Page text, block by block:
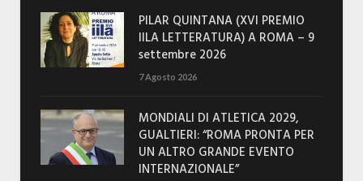
PILAR QUINTANA (XVI PREMIO
IILA LETTERATURA) A ROMA – 9
settembre 2026
7 Agosto 2026
MONDIALI DI ATLETICA 2029,
GUALTIERI: “ROMA PRONTA PER
UN ALTRO GRANDE EVENTO
INTERNAZIONALE”